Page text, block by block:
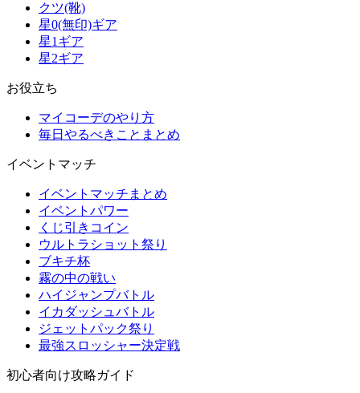
クツ(靴)
星0(無印)ギア
星1ギア
星2ギア
お役立ち
マイコーデのやり方
毎日やるべきことまとめ
イベントマッチ
イベントマッチまとめ
イベントパワー
くじ引きコイン
ウルトラショット祭り
ブキチ杯
霧の中の戦い
ハイジャンプバトル
イカダッシュバトル
ジェットパック祭り
最強スロッシャー決定戦
初心者向け攻略ガイド